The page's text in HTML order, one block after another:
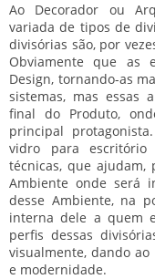
Ao Decorador ou
variada de tipos de
divisórias são, por
Obviamente que as
Design, tornando-as
sistemas, mas essas
final do Produto,
principal
vidro para escritório
técnicas, que ajudam,
Ambiente onde será
desse Ambiente, na
interna dele a quem
perfis dessas
visualmente, dando ao
e modernidade.